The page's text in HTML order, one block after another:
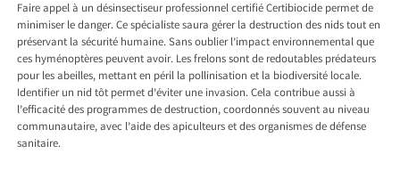
Faire appel à un désinsectiseur professionnel certifié Certibiocide permet de
minimiser le danger. Ce spécialiste saura gérer la destruction des nids tout en
préservant la sécurité humaine. Sans oublier l’impact environnemental que
ces hyménoptères peuvent avoir. Les frelons sont de redoutables prédateurs
pour les abeilles, mettant en péril la pollinisation et la biodiversité locale.
Identifier un nid tôt permet d’éviter une invasion. Cela contribue aussi à
l’efficacité des programmes de destruction, coordonnés souvent au niveau
communautaire, avec l’aide des apiculteurs et des organismes de défense
sanitaire.